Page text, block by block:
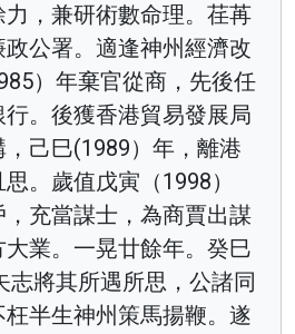
，兼研術數命理。荏苒
公署。適逢神州經濟改
）年棄官從商，先後任
。後獲香港貿易發展局
己巳(1989）年，離港
。歲值戊寅（1998）
充當謀士，為商賈出謀
業。一晃廿餘年。癸巳
志將其所遇所思，公諸同
半生神州策馬揚鞭。遂